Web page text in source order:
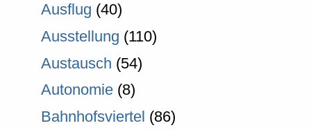
Ausflug (40)
Ausstellung (110)
Austausch (54)
Autonomie(8)
Bahnhofsviertel (86)